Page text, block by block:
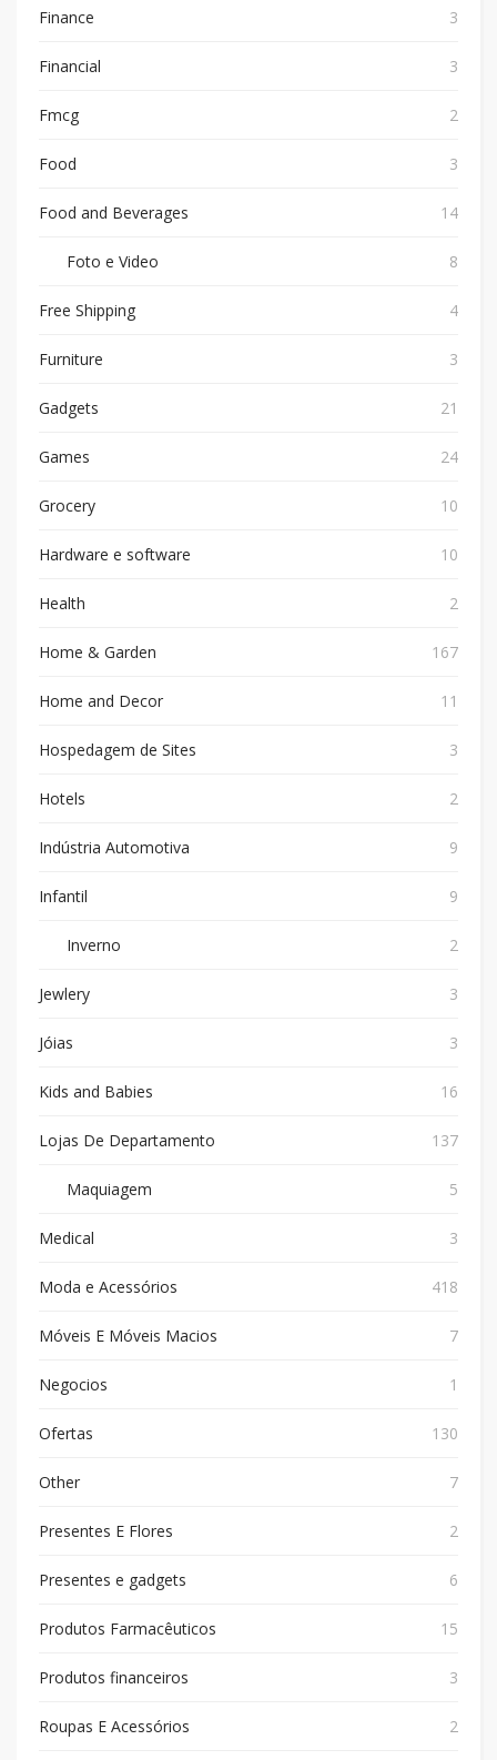
Finance 3
Financial 3
Fmcg 2
Food 3
Food and Beverages 14
Foto e Video 8
Free Shipping 4
Furniture 3
Gadgets 21
Games 24
Grocery 10
Hardware e software 10
Health 2
Home & Garden 167
Home and Decor 11
Hospedagem de Sites 3
Hotels 2
Indústria Automotiva 9
Infantil 9
Inverno 2
Jewlery 3
Jóias 3
Kids and Babies 16
Lojas De Departamento 137
Maquiagem 5
Medical 3
Moda e Acessórios 418
Móveis E Móveis Macios 7
Negocios 1
Ofertas 130
Other 7
Presentes E Flores 2
Presentes e gadgets 6
Produtos Farmacêuticos 15
Produtos financeiros 3
Roupas E Acessórios 2